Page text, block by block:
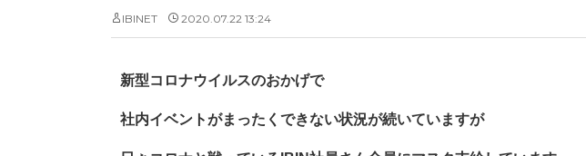
IBINET 2020.07.22 13:24
新型コロナウイルスのおかげで
社内イベントがまったくできない状況が続いていますが